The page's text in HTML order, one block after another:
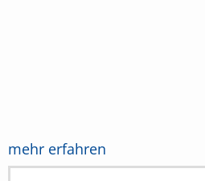
mehr erfahren